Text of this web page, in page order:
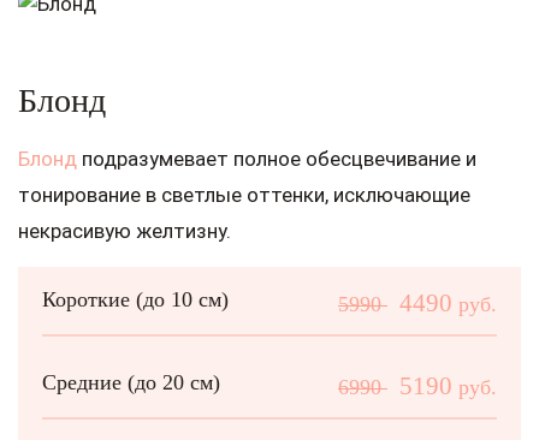
Блонд
Блонд подразумевает полное обесцвечивание и
тонирование в светлые оттенки, исключающие
некрасивую желтизну.
Короткие (до 10 см) 5990 4490 руб.
Средние (до 20 см) 6990 5190 руб.